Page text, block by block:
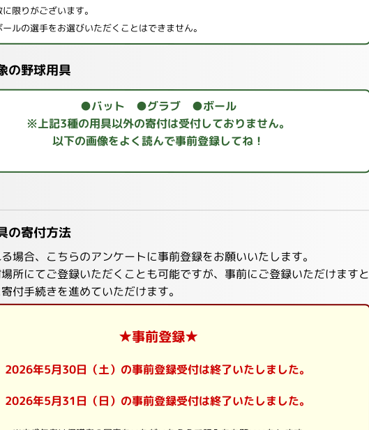
限りがございます。
ルの選手をお選びいただくことはできません。
の野球用具
●バット ●グラブ ●ボール
※上記3種の用具以外の寄付は受付しておりません。
以下の画像をよく読んで事前登録してね！
の寄付方法
場合、こちらのアンケートに事前登録をお願いいたします。
所にてご登録いただくことも可能ですが、事前にご登録いただけますと
付手続きを進めていただけます。
★事前登録★
2026年5月30日（土）の事前登録受付は終了いたしました。
2026年5月31日（日）の事前登録受付は終了いたしました。